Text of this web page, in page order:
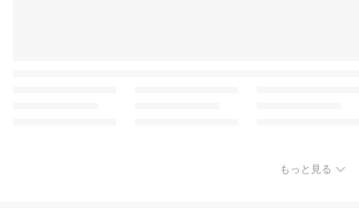
もっと見る